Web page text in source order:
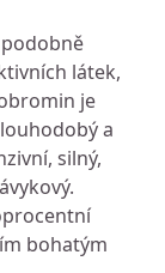
látek,
je
a
silný,
bohatým